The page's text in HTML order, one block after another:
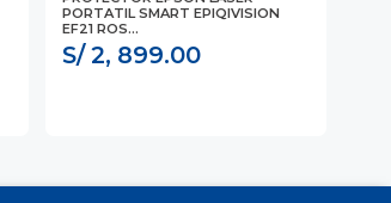
PORTATIL SMART EPIQIVISION
EF21 ROS...
S/ 2, 899.00